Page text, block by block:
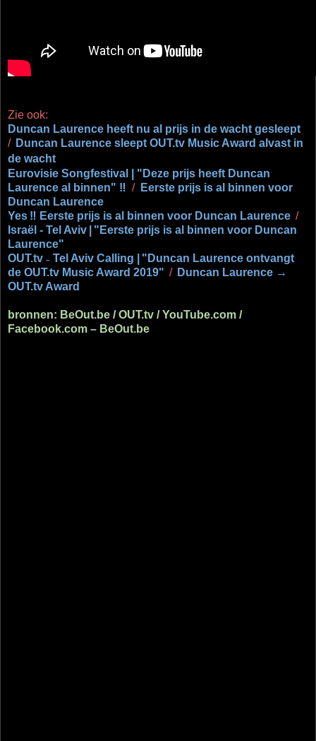
Zie ook:
Duncan Laurence heeft nu al prijs in de wacht gesleept
/ Duncan Laurence sleept OUT.tv Music Award alvast in
de wacht
Eurovisie Songfestival | "Deze prijs heeft Duncan
Laurence al binnen" ‼ /
Eerste prijs is al binnen voor
Duncan Laurence
Yes ‼ Eerste prijs is al binnen voor Duncan Laurence /
Israël - Tel Aviv
"Eerste prijs is al binnen voor Duncan
Laurence"
OUT.tv – Tel Aviv Calling |
"Duncan Laurence ontvangt
de OUT.tv Music Award 2019" / Duncan Laurence →
OUT.tv Award
bronnen: BeOut.be / OUT.tv / YouTube.com /
Facebook.com – BeOut.be